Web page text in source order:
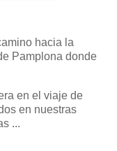
hacia la
Pamplona donde
en el viaje de
en nuestras
...